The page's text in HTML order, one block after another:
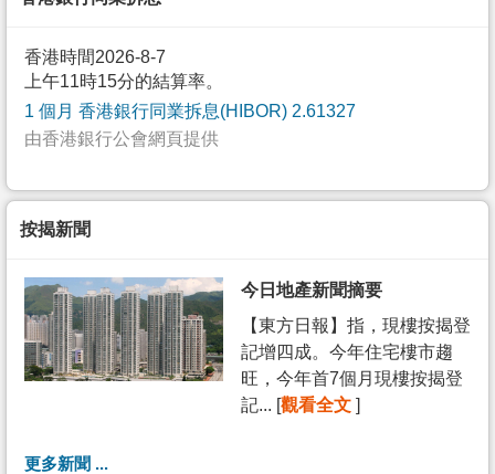
香港時間2026-8-7
上午11時15分的結算率。
1 個月 香港銀行同業拆息(HIBOR) 2.61327
由香港銀行公會網頁提供
按揭新聞
今日地產新聞摘要
【東方日報】指，現樓按揭登
記增四成。今年住宅樓市趨
旺，今年首7個月現樓按揭登
記... [觀看全文 ]
更多新聞 ...